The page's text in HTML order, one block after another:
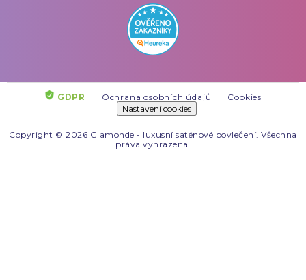
GDPR Ochrana osobních údajů
Cookies
Nastavení cookies
Copyright © 2026 Glamonde - luxusní saténové povlečení. Všechna
práva vyhrazena.